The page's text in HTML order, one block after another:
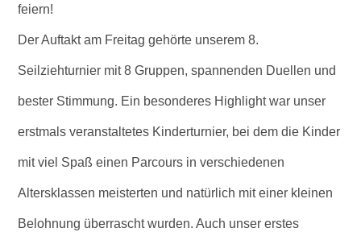
feiern!
Der Auftakt am Freitag gehörte unserem 8.
Seilziehturnier mit 8 Gruppen, spannenden Duellen und
bester Stimmung. Ein besonderes Highlight war unser
erstmals veranstaltetes Kinderturnier, bei dem die Kinder
mit viel Spaß einen Parcours in verschiedenen
Altersklassen meisterten und natürlich mit einer kleinen
Belohnung überrascht wurden. Auch unser erstes